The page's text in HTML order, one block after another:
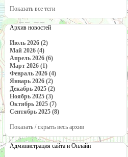
Показать все теги
Архив новостей
Июль 2026 (2)
Май 2026 (4)
Апрель 2026 (6)
Март 2026 (1)
Февраль 2026 (4)
Январь 2026 (2)
Декабрь 2025 (2)
Ноябрь 2025 (3)
Октябрь 2025 (7)
Сентябрь 2025 (8)
Показать / скрыть весь архив
Администрация сайта и Онлайн